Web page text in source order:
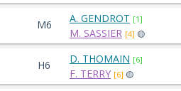
M6 A. GENDROT [1]
M. SASSIER [4] 🟡
H6 D. THOMAIN [6]
F. TERRY [6] 🟡